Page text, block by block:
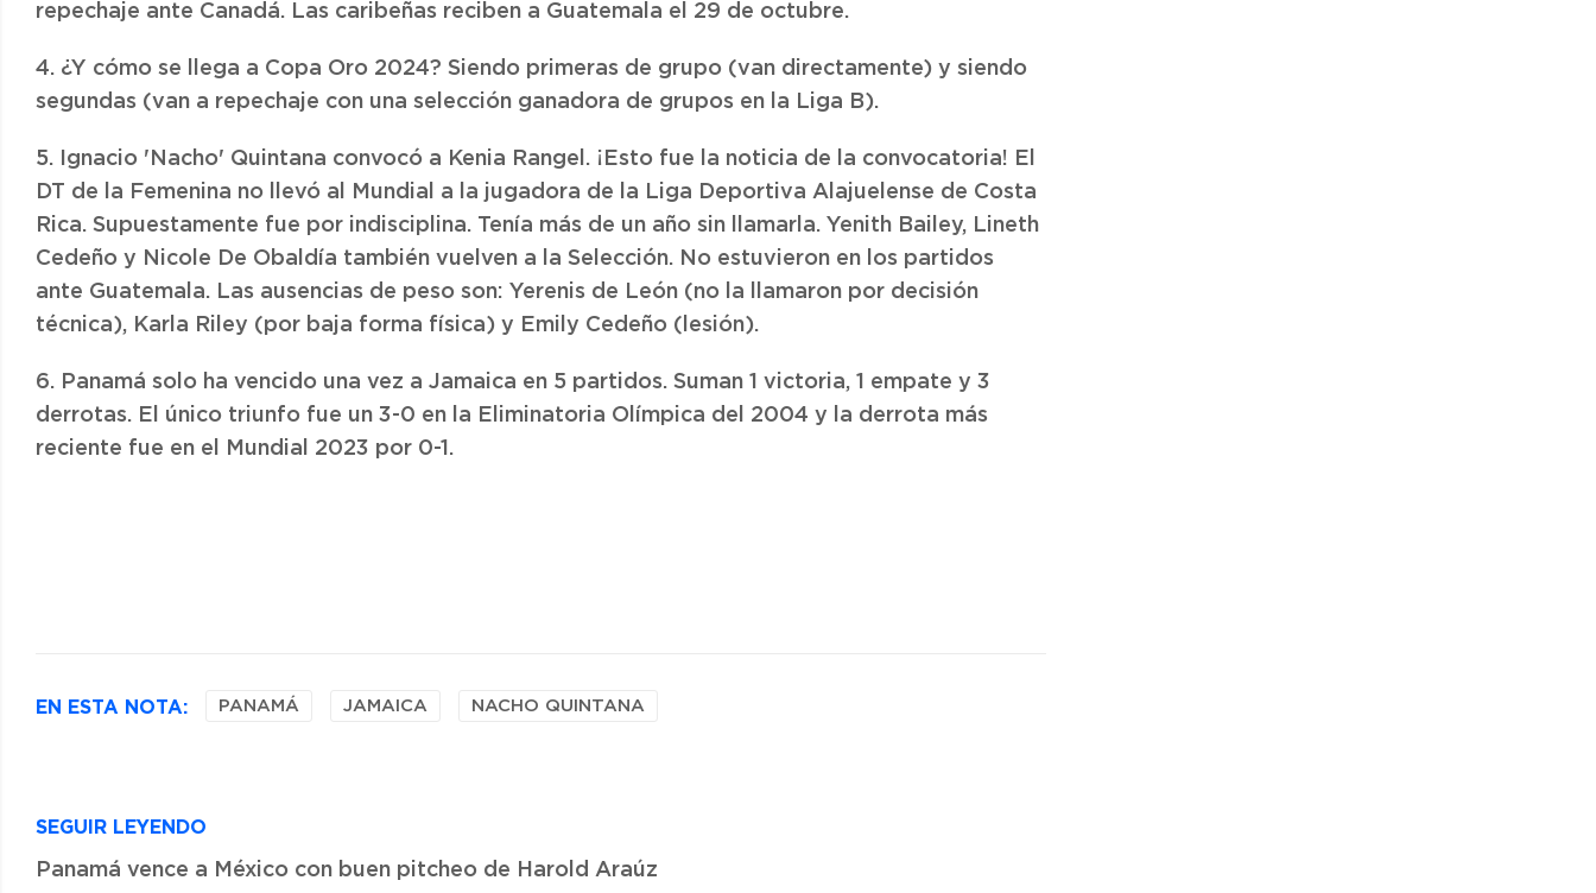
repechaje ante Canadá. Las caribeñas reciben a Guatemala el 29 de octubre.
4. ¿Y cómo se llega a Copa Oro 2024? Siendo primeras de grupo (van directamente) y siendo
segundas (van a repechaje con una selección ganadora de grupos en la Liga B).
5. Ignacio 'Nacho' Quintana convocó a Kenia Rangel. ¡Esto fue la noticia de la convocatoria! El
DT de la Femenina no llevó al Mundial a la jugadora de la Liga Deportiva Alajuelense de Costa
Rica. Supuestamente fue por indisciplina. Tenía más de un año sin llamarla. Yenith Bailey, Lineth
Cedeño y Nicole De Obaldía también vuelven a la Selección. No estuvieron en los partidos
ante Guatemala. Las ausencias de peso son: Yerenis de León (no la llamaron por decisión
técnica), Karla Riley (por baja forma física) y Emily Cedeño (lesión).
6. Panamá solo ha vencido una vez a Jamaica en 5 partidos. Suman 1 victoria, 1 empate y 3
derrotas. El único triunfo fue un 3-0 en la Eliminatoria Olímpica del 2004 y la derrota más
reciente fue en el Mundial 2023 por 0-1.
EN ESTA NOTA: PANAMÁ JAMAICA NACHO QUINTANA
SEGUIR LEYENDO
Panamá vence a México con buen pitcheo de Harold Araúz